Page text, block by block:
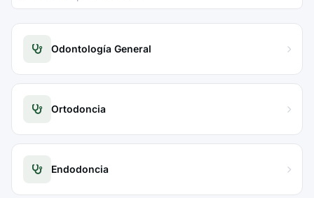
Odontología General
Ortodoncia
Endodoncia